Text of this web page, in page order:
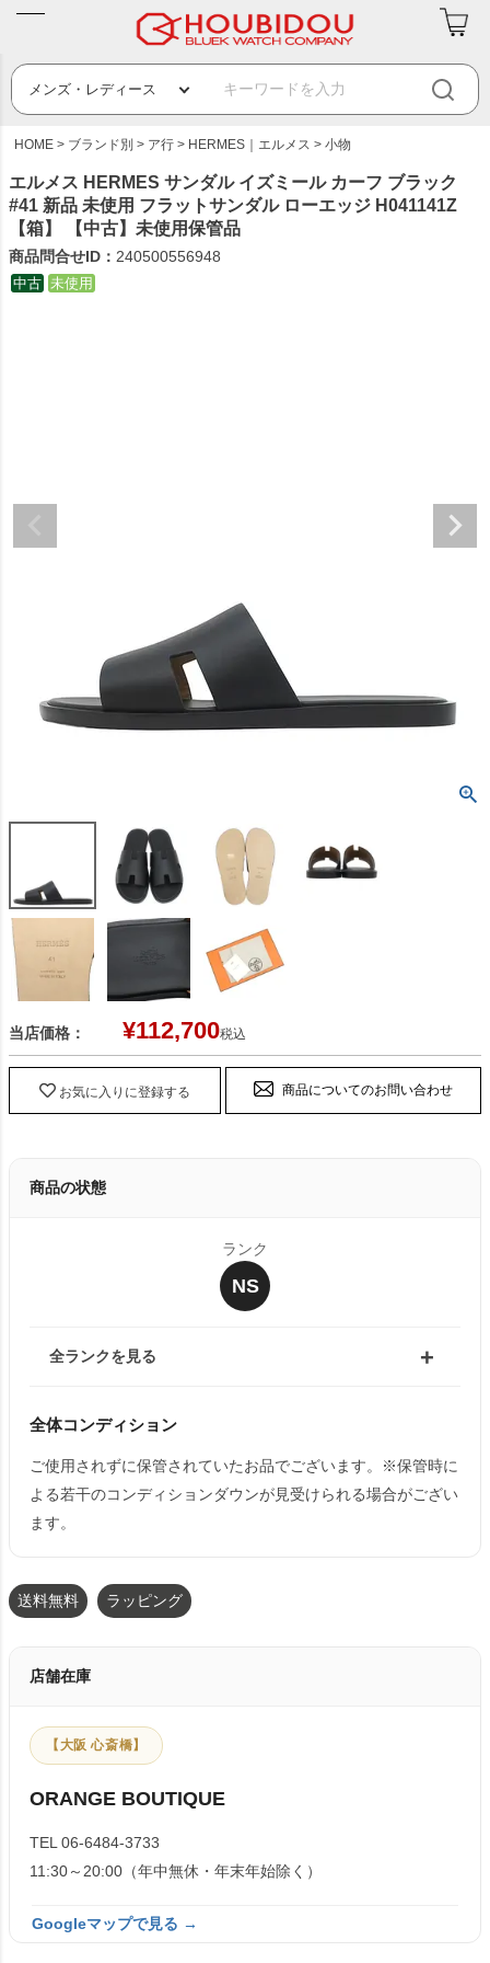
HOME ブランド別 ア行 HERMES｜エルメス 小物
エルメス HERMES サンダル イズミール カーフ ブラック
#41 新品 未使用 フラットサンダル ローエッジ H041141Z
【箱】 【中古】未使用保管品
商品問合せID： 240500556948
中古 未使用
当店価格： ¥112,700税込
お気に入りに登録する 商品についてのお問い合わせ
商品の状態
ランク
NS
全ランクを見る
全体コンディション
ご使用されずに保管されていたお品でございます。※保管時に
よる若干のコンディションダウンが見受けられる場合がござい
ます。
送料無料 ラッピング
店舗在庫
【大阪 心斎橋】
ORANGE BOUTIQUE
TEL 06-6484-3733
11:30～20:00（年中無休・年末年始除く）
Googleマップで見る →